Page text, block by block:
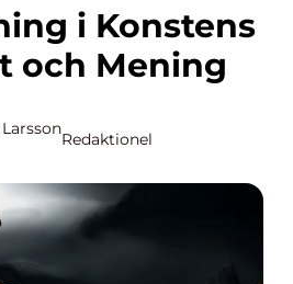
i Konstens
och Mening
Redaktionel